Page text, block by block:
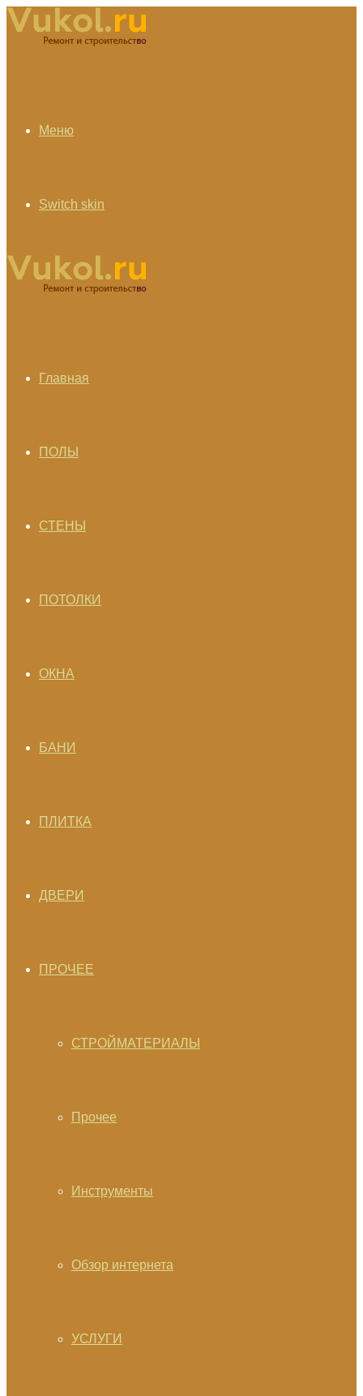
Меню
Switch skin
Главная
ПОЛЫ
СТЕНЫ
ПОТОЛКИ
ОКНА
БАНИ
ПЛИТКА
ДВЕРИ
ПРОЧЕЕ
СТРОЙМАТЕРИАЛЫ
Прочее
Инструменты
Обзор интернета
УСЛУГИ